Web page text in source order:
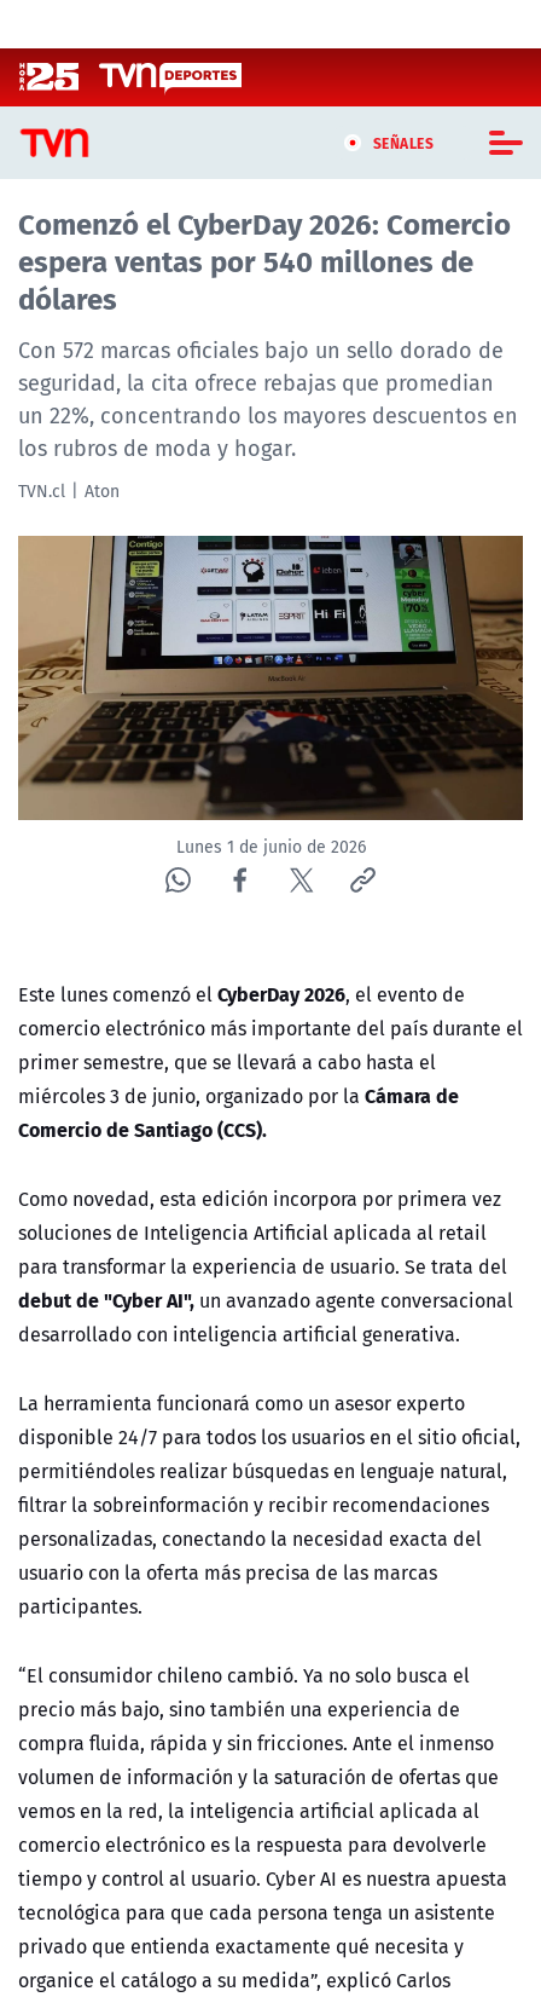
SEÑALES
CASTING MASTERCHEF CHILE
CASTING TVN VERTICAL
TVN VERTICAL
TVN PLAY
PROGRAMAS
ACTUALIDAD Y TENDENCIAS
CORPORATIVO Y TRANSPARENCIA
CANAL DE DENUNCIAS
ÁREA DE PROYECTOS
Comenzó el CyberDay 2026: Comercio
espera ventas por 540 millones de
dólares
Con 572 marcas oficiales bajo un sello dorado de
seguridad, la cita ofrece rebajas que promedian
un 22%, concentrando los mayores descuentos en
los rubros de moda y hogar.
TVN.cl Aton
Lunes 1 de junio de 2026
Este lunes comenzó elCyberDay 2026, el evento de
comercio electrónico más importante del país durante el
primer semestre, que se llevará a cabo hasta el
miércoles 3 de junio, organizado por la Cámara de
Comercio de Santiago (CCS).
Como novedad, esta edición incorpora por primera vez
soluciones de Inteligencia Artificial aplicada al retail
para transformar la experiencia de usuario. Se trata del
debut de "Cyber AI", un avanzado agente conversacional
desarrollado con inteligencia artificial generativa.
La herramienta funcionará como un asesor experto
disponible 24/7 para todos los usuarios en el sitio oficial,
permitiéndoles realizar búsquedas en lenguaje natural,
filtrar la sobreinformación y recibir recomendaciones
personalizadas, conectando la necesidad exacta del
usuario con la oferta más precisa de las marcas
participantes.
“El consumidor chileno cambió. Ya no solo busca el
precio más bajo, sino también una experiencia de
compra fluida, rápida y sin fricciones. Ante el inmenso
volumen de información y la saturación de ofertas que
vemos en la red, la inteligencia artificial aplicada al
comercio electrónico es la respuesta para devolverle
tiempo y control al usuario. Cyber AI es nuestra apuesta
tecnológica para que cada persona tenga un asistente
privado que entienda exactamente qué necesita y
organice el catálogo a su medida”, explicó Carlos